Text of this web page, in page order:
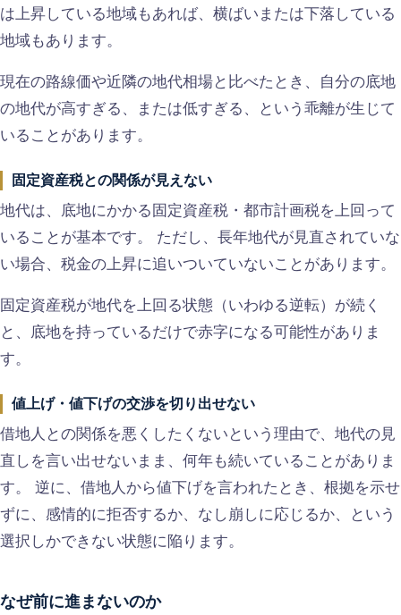
は上昇している地域もあれば、横ばいまたは下落している
地域もあります。
現在の路線価や近隣の地代相場と比べたとき、自分の底地
の地代が高すぎる、または低すぎる、という乖離が生じて
いることがあります。
固定資産税との関係が見えない
地代は、底地にかかる固定資産税・都市計画税を上回って
いることが基本です。 ただし、長年地代が見直されていな
い場合、税金の上昇に追いついていないことがあります。
固定資産税が地代を上回る状態（いわゆる逆転）が続く
と、底地を持っているだけで赤字になる可能性がありま
す。
値上げ・値下げの交渉を切り出せない
借地人との関係を悪くしたくないという理由で、地代の見
直しを言い出せないまま、何年も続いていることがありま
す。 逆に、借地人から値下げを言われたとき、根拠を示せ
ずに、感情的に拒否するか、なし崩しに応じるか、という
選択しかできない状態に陥ります。
なぜ前に進まないのか